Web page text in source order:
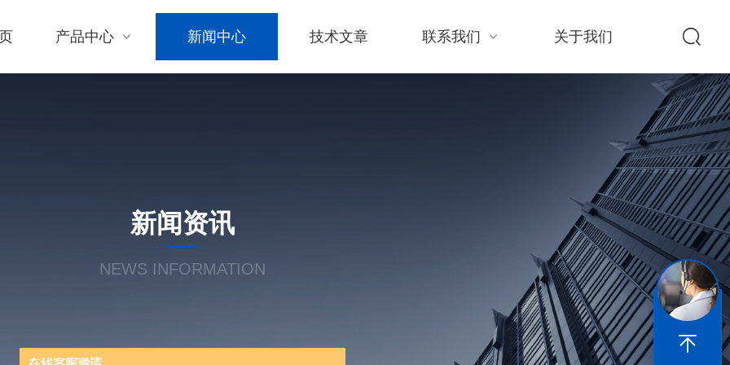
产品中心 新闻中心 技术文章 联系我们 关于我们
新闻资讯
NEWS INFORMATION